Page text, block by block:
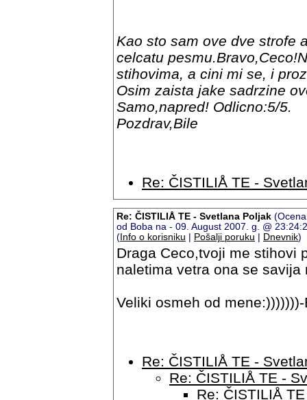
Kao sto sam ove dve strofe
celcatu
stihovima, a cini mi se, i
Osim zaista jake sadrzine
Samo,napred! Odlicno:5/5.
Pozdrav,Bile
Re: ČISTILIÅ TE -
Re: ČISTILIÅ TE - Svetlana Poljak
od Boba na - 09. August 2007. g. @
( Info o korisniku Pošalji poruku Dnevnik)
Draga Ceco,tvoji me stihovi
naletima vetra ona se
Veliki osmeh od
Re: ČISTILIÅ TE -
Re: ČISTILIÅ TE -
Re: ČISTILIÅ